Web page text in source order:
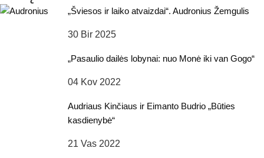
„Šviesos ir laiko atvaizdai“. Audronius Žemgulis
30 Bir 2025
„Pasaulio dailės lobynai: nuo Monė iki van Gogo“
04 Kov 2022
Audriaus Kinčiaus ir Eimanto Budrio „Būties
kasdienybė“
21 Vas 2022